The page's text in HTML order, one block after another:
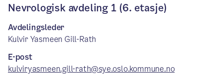
Nevrologisk avdeling 1 (6. etasje)
Avdelingsleder
Kulvir Yasmeen Gill-Rath
E-post
kulviryasmeen.gill-rath@sye.oslo.kommune.no